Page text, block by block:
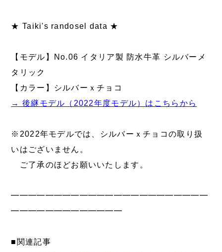
★ Taiki's randosel data ★
【モデル】No.06 イタリア製 防水牛革 シルバーメ
タリック
【カラー】シルバーｘチョコ
→ 後継モデル（2022年度モデル）はこちらから
※2022年モデルでは、シルバーｘチョコの取り扱
いはございません。
ご了承のほどお願いいたします。
━━━━━━━━━━━━━━━━━━━━━━━
━━━━━━━━━━━━━
■関連記事